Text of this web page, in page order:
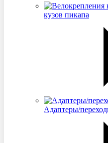
кузов пикапа
Адаптеры/